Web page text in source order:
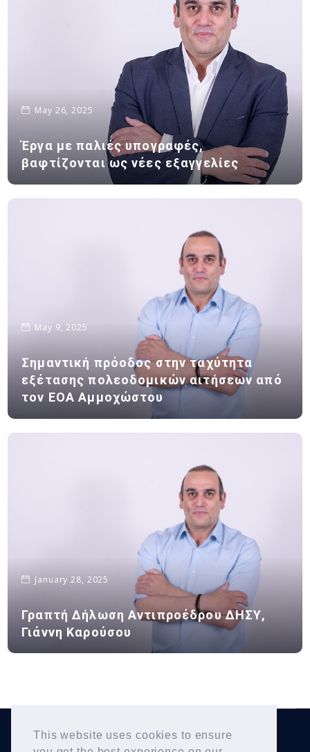
This website uses cookies to ensure
May 26, 2025
Έργα με παλιές υπογραφές,
βαφτίζονται ως νέες εξαγγελίες
May 9, 2025
Σημαντική πρόοδος στην ταχύτητα
εξέτασης πολεοδομικών αιτήσεων από
τον ΕΟΑ Αμμοχώστου
January 28, 2025
Γραπτή Δήλωση Αντιπροέδρου ΔΗΣΥ,
Γιάννη Καρούσου
Copyright © 2026Yiannis Karousos. All Rights